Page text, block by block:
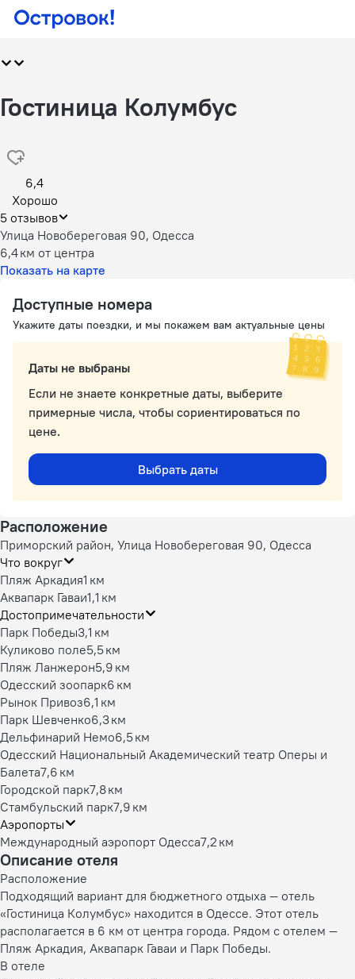
Гостиница Колумбус
6,4
Хорошо
5 отзывов
Улица Новобереговая 90, Одесса
6,4 км от центра
Показать на карте
Доступные номера
Укажите даты поездки, и мы покажем вам актуальные цены
Даты не выбраны
Если не знаете конкретные даты, выберите
примерные числа, чтобы сориентироваться по
цене.
Выбрать даты
Расположение
Приморский район, Улица Новобереговая 90, Одесса
Что вокруг
Пляж Аркадия1 км
Аквапарк Гаваи1,1 км
Достопримечательности
Парк Победы3,1 км
Куликово поле5,5 км
Пляж Ланжерон5,9 км
Одесский зоопарк6 км
Рынок Привоз6,1 км
Парк Шевченко6,3 км
Дельфинарий Немо6,5 км
Одесский Национальный Академический театр Оперы и
Балета7,6 км
Городской парк7,8 км
Стамбульский парк7,9 км
Аэропорты
Международный аэропорт Одесса7,2 км
Описание отеля
Расположение
Подходящий вариант для бюджетного отдыха — отель
«Гостиница Колумбус» находится в Одессе. Этот отель
располагается в 6 км от центра города. Рядом с отелем —
Пляж Аркадия, Аквапарк Гаваи и Парк Победы.
В отеле